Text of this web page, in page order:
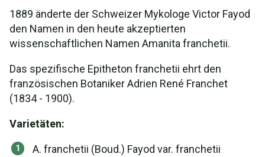
1889 änderte der Schweizer Mykologe Victor Fayod
den Namen in den heute akzeptierten
wissenschaftlichen Namen Amanita franchetii.
Das spezifische Epitheton franchetii ehrt den
französischen Botaniker Adrien René Franchet
(1834 - 1900).
Varietäten:
A. franchetii (Boud.) Fayod var. franchetii